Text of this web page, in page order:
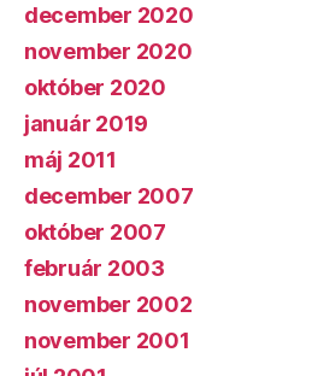
december 2020
november 2020
október 2020
január 2019
máj 2011
december 2007
október 2007
február 2003
november 2002
november 2001